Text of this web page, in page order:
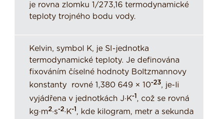
je rovna zlomku 1/273,16 termodynamické
teploty trojného bodu vody.
Kelvin, symbol K, je SI-jednotka
termodynamické teploty. Je definována
fixováním číselné hodnoty Boltzmannovy
konstanty rovné 1,380 649 × 10-23, je-li
vyjádřena v jednotkách J·K-1, což se rovná
kg·m2·s-2·K-1, kde kilogram, metr a sekunda